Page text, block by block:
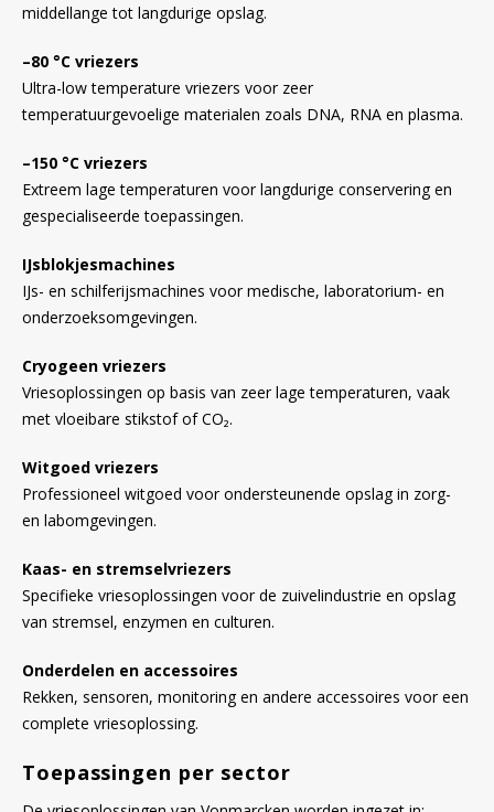
middellange tot langdurige opslag.
–80 °C vriezers
Ultra-low temperature vriezers voor zeer
temperatuurgevoelige materialen zoals DNA, RNA en plasma.
–150 °C vriezers
Extreem lage temperaturen voor langdurige conservering en
gespecialiseerde toepassingen.
IJsblokjesmachines
IJs- en schilferijsmachines voor medische, laboratorium- en
onderzoeksomgevingen.
Cryogeen vriezers
Vriesoplossingen op basis van zeer lage temperaturen, vaak
met vloeibare stikstof of CO₂.
Witgoed vriezers
Professioneel witgoed voor ondersteunende opslag in zorg-
en labomgevingen.
Kaas- en stremselvriezers
Specifieke vriesoplossingen voor de zuivelindustrie en opslag
van stremsel, enzymen en culturen.
Onderdelen en accessoires
Rekken, sensoren, monitoring en andere accessoires voor een
complete vriesoplossing.
Toepassingen per sector